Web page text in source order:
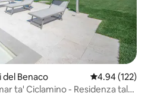
Benaco Rating medju
4.94 (122)
ta' Ciclamino - Residenza tal-